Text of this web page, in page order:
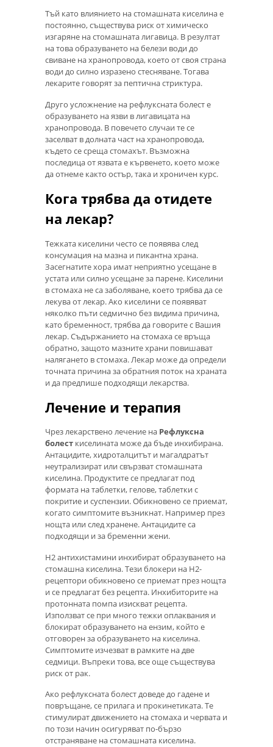
Тъй като влиянието на стомашната киселина е
постоянно, съществува риск от химическо
изгаряне на стомашната лигавица. В резултат
на това образуването на белези води до
свиване на хранопровода, което от своя страна
води до силно изразено стесняване. Тогава
лекарите говорят за пептична стриктура.
Друго усложнение на рефлуксната болест е
образуването на язви в лигавицата на
хранопровода. В повечето случаи те се
заселват в долната част на хранопровода,
където се среща стомахът. Възможна
последица от язвата е кървенето, което може
да отнеме както остър, така и хроничен курс.
Кога трябва да отидете
на лекар?
Тежката киселини често се появява след
консумация на мазна и пикантна храна.
Засегнатите хора имат неприятно усещане в
устата или силно усещане за парене. Киселини
в стомаха не са заболяване, което трябва да се
лекува от лекар. Ако киселини се появяват
няколко пъти седмично без видима причина,
като бременност, трябва да говорите с Вашия
лекар. Съдържанието на стомаха се връща
обратно, защото мазните храни повишават
налягането в стомаха. Лекар може да определи
точната причина за обратния поток на храната
и да предпише подходящи лекарства.
Лечение и терапия
Чрез лекарствено лечение на Рефлуксна
болест киселината може да бъде инхибирана.
Антацидите, хидроталцитът и магалдратът
неутрализират или свързват стомашната
киселина. Продуктите се предлагат под
формата на таблетки, гелове, таблетки с
покритие и суспензии. Обикновено се приемат,
когато симптомите възникнат. Например през
нощта или след хранене. Антацидите са
подходящи и за бременни жени.
Н2 антихистамини инхибират образуването на
стомашна киселина. Тези блокери на Н2-
рецептори обикновено се приемат през нощта
и се предлагат без рецепта. Инхибиторите на
протонната помпа изискват рецепта.
Използват се при много тежки оплаквания и
блокират образуването на ензим, който е
отговорен за образуването на киселина.
Симптомите изчезват в рамките на две
седмици. Въпреки това, все още съществува
риск от рак.
Ако рефлуксната болест доведе до гадене и
повръщане, се прилага и прокинетиката. Те
стимулират движението на стомаха и червата и
по този начин осигуряват по-бързо
отстраняване на стомашната киселина.